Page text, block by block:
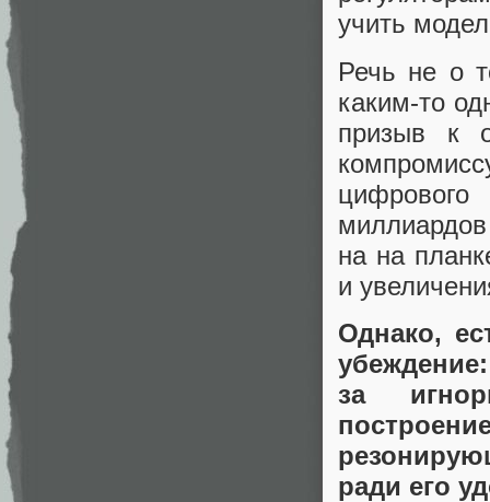
учить
Речь не о
каким‑то
призыв к
на на
и
Однако,
за
ради его